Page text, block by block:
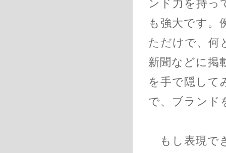
ンド力を持っ
も強大です。
ただけで、何
新聞などに掲
を手で隠して
で、ブランド
もし表現で